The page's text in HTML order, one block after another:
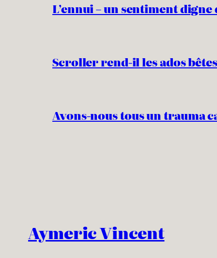
L’ennui – un sentiment
Scroller rend-il les ados
Avons-nous tous un trauma
Aymeric Vincent